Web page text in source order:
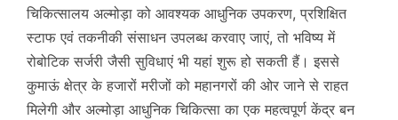
चिकित्सालय अल्मोड़ा को आवश्यक आधुनिक उपकरण, प्रशिक्षित
स्टाफ एवं तकनीकी संसाधन उपलब्ध करवाए जाएं, तो भविष्य में
रोबोटिक सर्जरी जैसी सुविधाएं भी यहां शुरू हो सकती हैं। इससे
कुमाऊं क्षेत्र के हजारों मरीजों को महानगरों की ओर जाने से राहत
मिलेगी और अल्मोड़ा आधुनिक चिकित्सा का एक महत्वपूर्ण केंद्र बन